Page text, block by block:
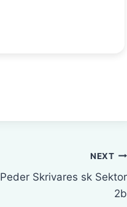
NEXT
Peder Skrivares sk Sektor
2b